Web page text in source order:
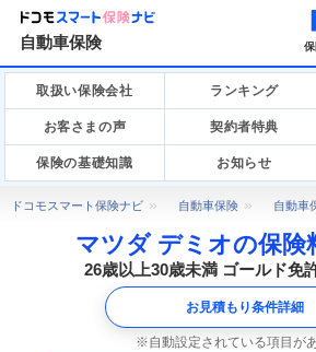
自動車保険
取扱い保険会社 ランキング
お客さまの声 契約者特典
保険の基礎知識 お知らせ
ドコモスマート保険ナビ 自動車保険 自動車
マツダ デミオの保険
26歳以上30歳未満 ゴールド免
お見積もり条件詳細
自動設定されている項目が